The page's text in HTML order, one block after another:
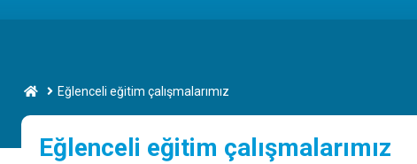
Eğlenceli eğitim çalışmalarımız
Eğlenceli eğitim çalışmalarımız